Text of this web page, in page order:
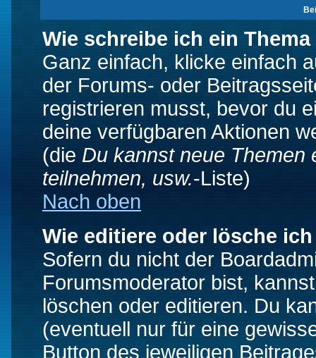
Wie schreibe ich ein
Ganz einfach, klicke einfach
der Forums- oder
registrieren musst, bevor du
deine verfügbaren Aktionen
(die Du kannst neue Themen
teilnehmen, usw.-Liste)
Nach oben
Wie editiere oder lösche
Sofern du nicht der
Forumsmoderator bist,
löschen oder editieren. Du
(eventuell nur für eine
Button des jeweiligen